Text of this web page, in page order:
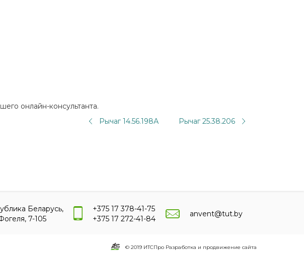
онлайн-консультанта.
Рычаг 14.56.198А
Рычаг 25.38.206
Беларусь,
7-105
+375 17 378-41-75
+375 17 272-41-84
anvent@tut.by
© 2019 ИТСПро Разработка и продвижение сайта